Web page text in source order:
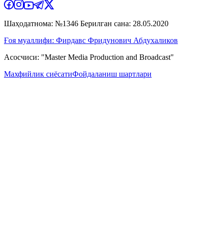
Шаҳодатнома: №1346 Берилган сана: 28.05.2020
Ғоя муаллифи: Фирдавс Фридунович Абдухаликов
Асосчиси: "Master Media Production and Broadcast"
Махфийлик сиёсатиФойдаланиш шартлари